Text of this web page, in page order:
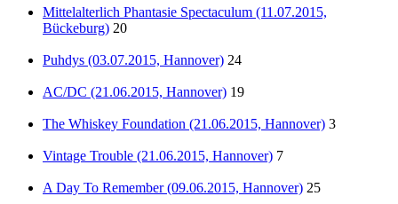
Mittelalterlich Phantasie Spectaculum (11.07.2015,
Bückeburg) 20
Puhdys (03.07.2015, Hannover) 24
AC/DC (21.06.2015, Hannover) 19
The Whiskey Foundation (21.06.2015, Hannover) 3
Vintage Trouble (21.06.2015, Hannover) 7
A Day To Remember (09.06.2015, Hannover) 25